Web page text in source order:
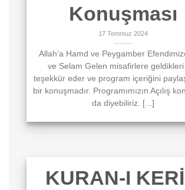
Konuşması
17 Temmuz 2024
Allah’a Hamd ve Peygamber
ve Selam Gelen misafirlere geldikleri
teşekkür eder ve program içeriğini
bir konuşmadır. Programımızın Açılış
da diyebiliriz. [...]
KURAN-I